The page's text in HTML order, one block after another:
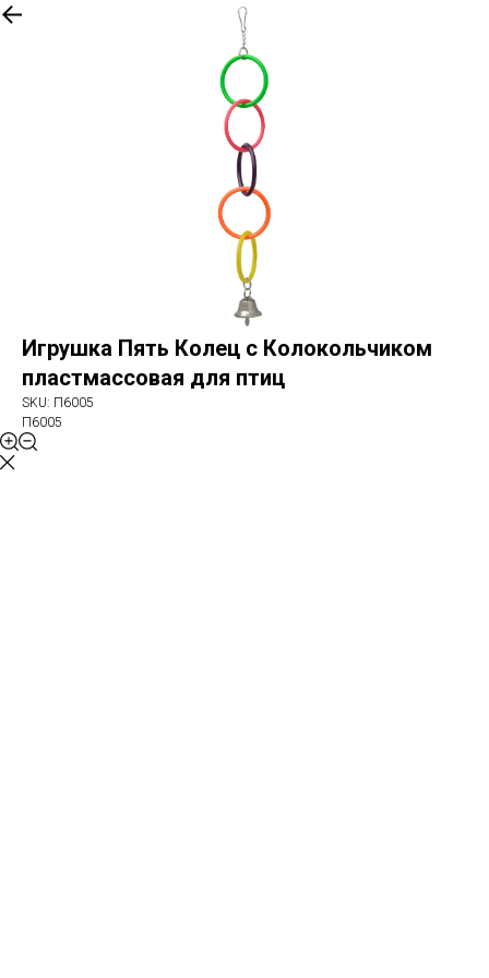
More products
Игрушка Пять Колец с Колокольчиком
пластмассовая для птиц
SKU: П6005
П6005